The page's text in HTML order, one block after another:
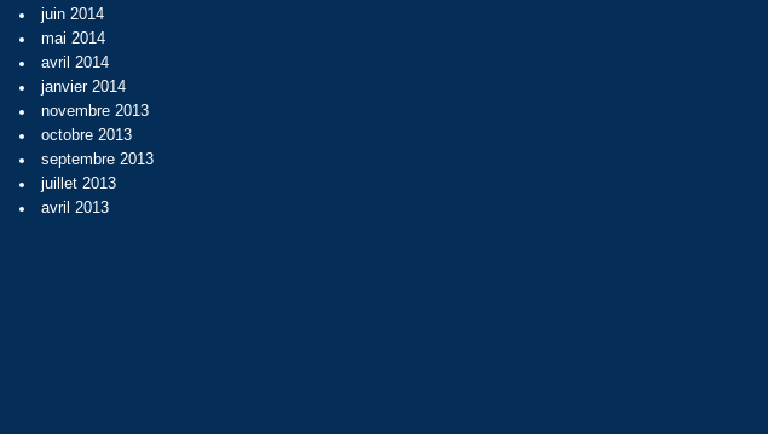
juin 2014
mai 2014
avril 2014
janvier 2014
novembre 2013
octobre 2013
septembre 2013
juillet 2013
avril 2013